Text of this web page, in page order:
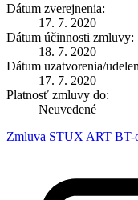
Dátum zverejnenia:
17. 7. 2020
Dátum účinnosti zmluvy:
18. 7. 2020
Dátum uzatvorenia/
17. 7. 2020
Platnosť zmluvy do:
Neuvedené
Zmluva STUX ART BT-